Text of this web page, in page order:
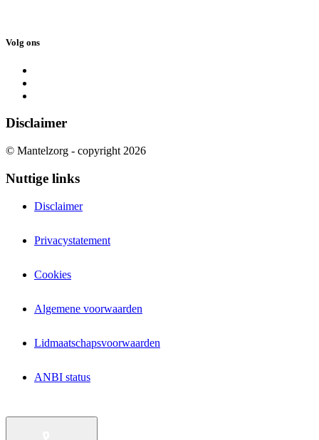
Volg ons
Disclaimer
© Mantelzorg - copyright 2026
Nuttige links
Disclaimer
Privacystatement
Cookies
Algemene voorwaarden
Lidmaatschapsvoorwaarden
ANBI status